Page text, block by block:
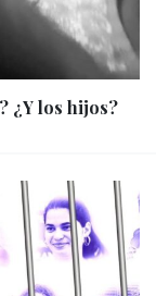
¿Y los hijos?